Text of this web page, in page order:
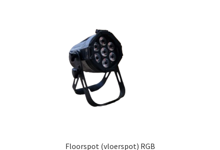
Floorspot (vloerspot) RGB